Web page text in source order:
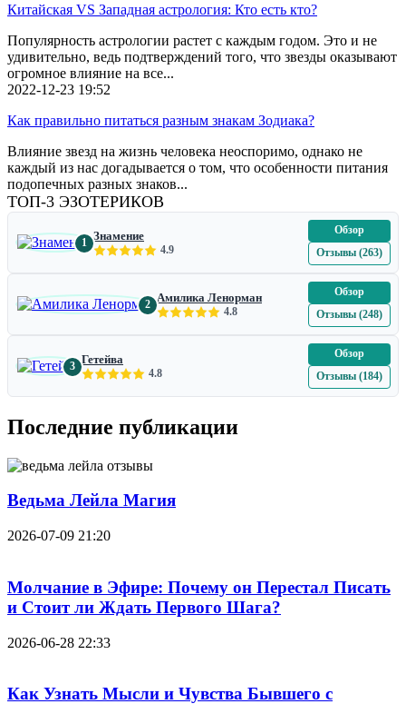
Китайская VS Западная астрология: Кто есть кто?
Популярность астрологии растет с каждым годом. Это и не
удивительно, ведь подтверждений того, что звезды оказывают
огромное влияние на все...
2022-12-23 19:52
Как правильно питаться разным знакам Зодиака?
Влияние звезд на жизнь человека неоспоримо, однако не
каждый из нас догадывается о том, что особенности питания
подопечных разных знаков...
ТОП-3 ЭЗОТЕРИКОВ
1 Знамение
4.9
Обзор
Отзывы (263)
2 Амилика Ленорман
4.8
Обзор
Отзывы (248)
3 Гетейва
4.8
Обзор
Отзывы (184)
Последние публикации
Ведьма Лейла Магия
2026-07-09 21:20
Молчание в Эфире: Почему он Перестал Писать
и Стоит ли Ждать Первого Шага?
2026-06-28 22:33
Как Узнать Мысли и Чувства Бывшего с